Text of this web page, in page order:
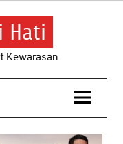
Hati
Kewarasan